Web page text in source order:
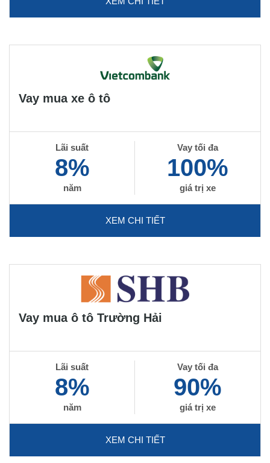
Vay mua xe ô tô
Lãi suất
8%
năm
Vay tối đa
100%
giá trị xe
XEM CHI TIẾT
Vay mua ô tô Trường Hải
Lãi suất
8%
năm
Vay tối đa
90%
giá trị xe
XEM CHI TIẾT